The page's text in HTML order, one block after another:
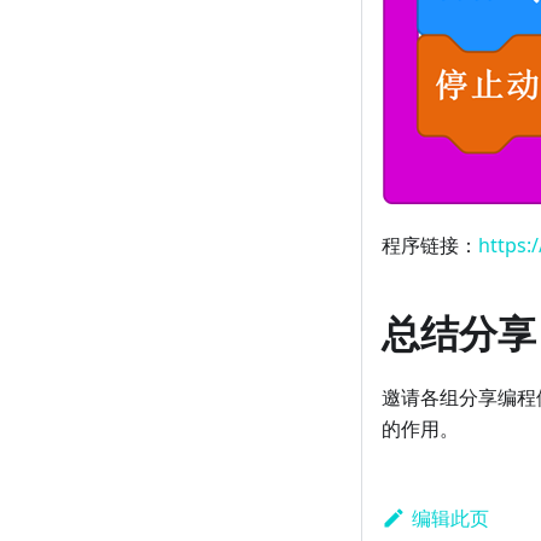
程序链接：
总结分享
邀请各组分享编
的作用。
编辑此页